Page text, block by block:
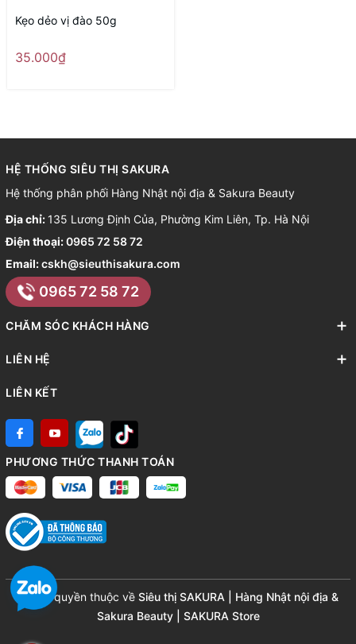
Kẹo dẻo vị đào 50g
35.000₫
HỆ THỐNG SIÊU THỊ SAKURA
Hệ thống phân phối Hàng Nhật nội địa & Sakura Beauty
Địa chỉ: 135 Lương Định Của, Phường Kim Liên, Tp. Hà Nội
Điện thoại:0965 72 58 72
Email:cskh@sieuthisakura.com
0965 72 58 72
CHĂM SÓC KHÁCH HÀNG
LIÊN HỆ
LIÊN KẾT
PHƯƠNG THỨC THANH TOÁN
© Bản quyền thuộc về Siêu thị SAKURA | Hàng Nhật nội địa &
Sakura Beauty | SAKURA Store